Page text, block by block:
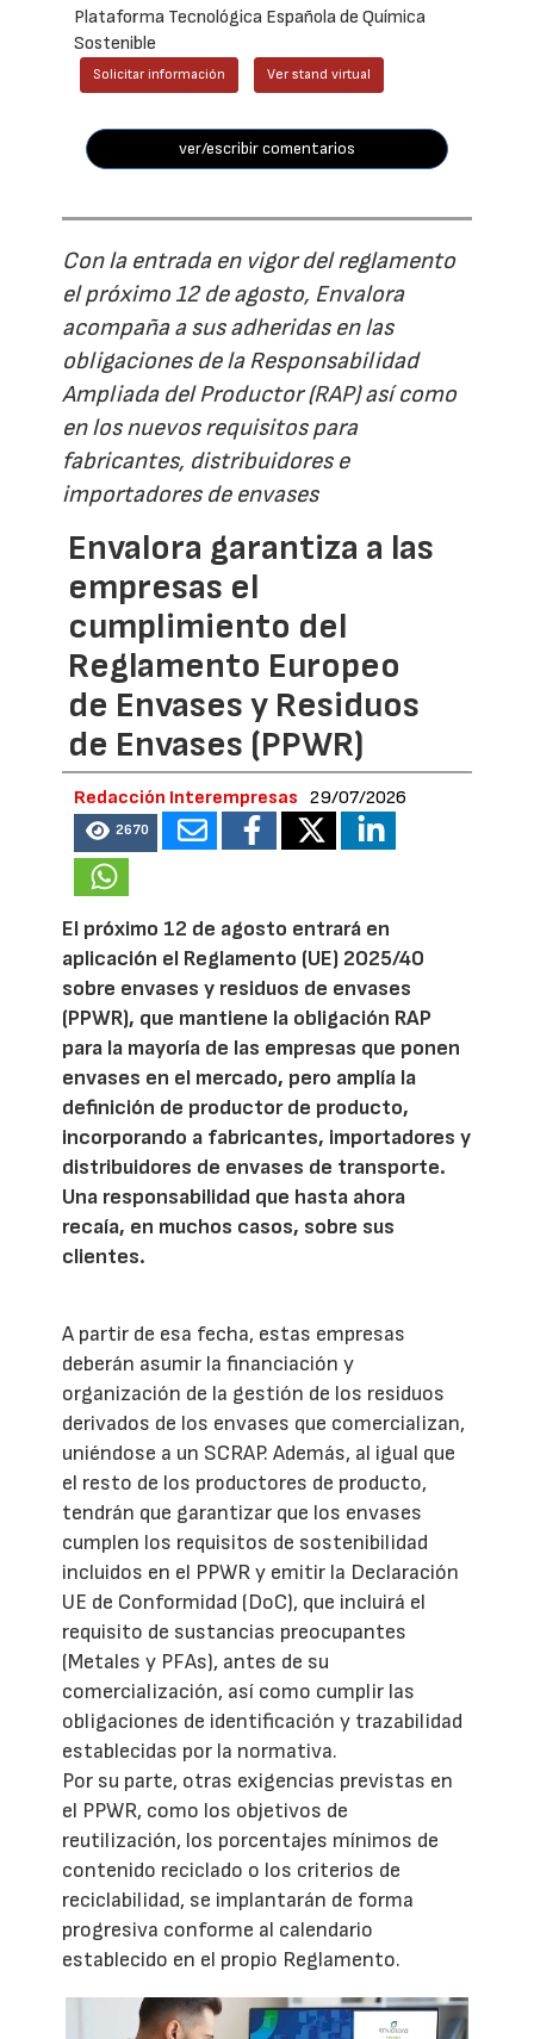
Plataforma Tecnológica Española de Química
Sostenible
Solicitar información Ver stand virtual
ver/escribir comentarios
Con la entrada en vigor del reglamento
el próximo 12 de agosto, Envalora
acompaña a sus adheridas en las
obligaciones de la Responsabilidad
Ampliada del Productor (RAP) así como
en los nuevos requisitos para
fabricantes, distribuidores e
importadores de envases
Envalora garantiza a las
empresas el
cumplimiento del
Reglamento Europeo
de Envases y Residuos
de Envases (PPWR)
Redacción Interempresas 29/07/2026
2670
El próximo 12 de agosto entrará en
aplicación el Reglamento (UE) 2025/40
sobre envases y residuos de envases
(PPWR), que mantiene la obligación RAP
para la mayoría de las empresas que ponen
envases en el mercado, pero amplía la
definición de productor de producto,
incorporando a fabricantes, importadores y
distribuidores de envases de transporte.
Una responsabilidad que hasta ahora
recaía, en muchos casos, sobre sus
clientes.
A partir de esa fecha, estas empresas
deberán asumir la financiación y
organización de la gestión de los residuos
derivados de los envases que comercializan,
uniéndose a un SCRAP. Además, al igual que
el resto de los productores de producto,
tendrán que garantizar que los envases
cumplen los requisitos de sostenibilidad
incluidos en el PPWR y emitir la Declaración
UE de Conformidad (DoC), que incluirá el
requisito de sustancias preocupantes
(Metales y PFAs), antes de su
comercialización, así como cumplir las
obligaciones de identificación y trazabilidad
establecidas por la normativa.
Por su parte, otras exigencias previstas en
el PPWR, como los objetivos de
reutilización, los porcentajes mínimos de
contenido reciclado o los criterios de
reciclabilidad, se implantarán de forma
progresiva conforme al calendario
establecido en el propio Reglamento.